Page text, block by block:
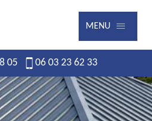
MENU
05 06 03 23 62 33